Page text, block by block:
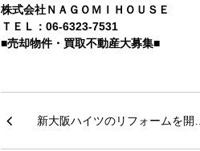
株式会社ＮＡＧＯＭＩＨＯＵＳＥ
ＴＥＬ：06-6323-7531
■売却物件・買取不動産大募集■
新大阪ハイツのリフォームを開…